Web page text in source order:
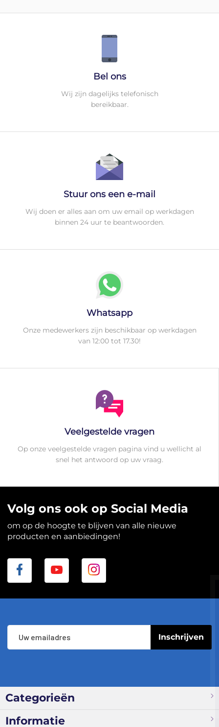
Bel ons
Wij zijn dagelijks telefonisch
bereikbaar.
Stuur ons een e-mail
Wij doen er alles aan om uw email op werkdagen
binnen 24 uur te beantwoorden.
Whatsapp
Onze medewerkers zijn beschikbaar op werkdagen
van 12:00 tot 17.30!
Veelgestelde vragen
Op onze veelgestelde vragen pagina vind u wellicht al
snel het antwoord op uw vraag.
Volg ons ook op Social Media
om op de hoogte te blijven van alle nieuwe
producten en aanbiedingen!
Abonneer
op
Inschrijven
Categorieën
Informatie